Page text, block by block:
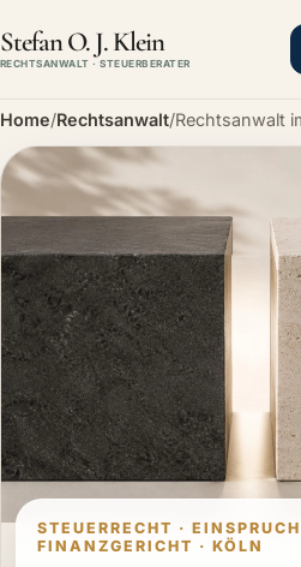
Stefan O. J. Klein
RECHTSANWALT · STEUERBERATER
Home/Rechtsanwalt/Rechtsanwalt
STEUERRECHT · EINSPRUCH
FINANZGERICHT · KÖLN